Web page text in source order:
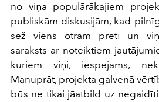
no viņa populārākajiem
publiskām diskusijām, kad
sēž viens otram pretī un
saraksts ar noteiktiem
kuriem viņi, iespējams,
Manuprāt, projekta galvenā
būs ne tikai jāatbild uz